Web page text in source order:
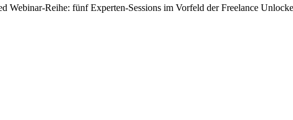
Webinar-Reihe: fünf Experten-Sessions im Vorfeld der Freelance